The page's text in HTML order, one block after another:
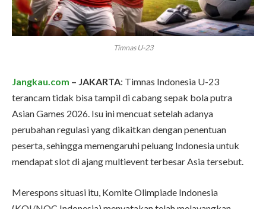
Timnas U-23
Jangkau.com – JAKARTA: Timnas Indonesia U-23
terancam tidak bisa tampil di cabang sepak bola putra
Asian Games 2026. Isu ini mencuat setelah adanya
perubahan regulasi yang dikaitkan dengan penentuan
peserta, sehingga memengaruhi peluang Indonesia untuk
mendapat slot di ajang multievent terbesar Asia tersebut.
Merespons situasi itu, Komite Olimpiade Indonesia